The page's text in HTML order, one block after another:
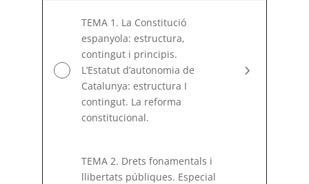
política
TEMA 1. La Constitució
espanyola: estructura,
contingut i principis.
L’Estatut d’autonomia de
Catalunya: estructura I
contingut. La reforma
constitucional.
TEMA 2. Drets fonamentals i
llibertats públiques. Especial